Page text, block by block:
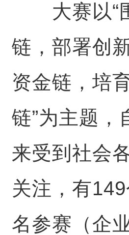
大赛以“
链，部署创
资金链，培
链”为主题，
来受到社会
关注，有
名参赛（企